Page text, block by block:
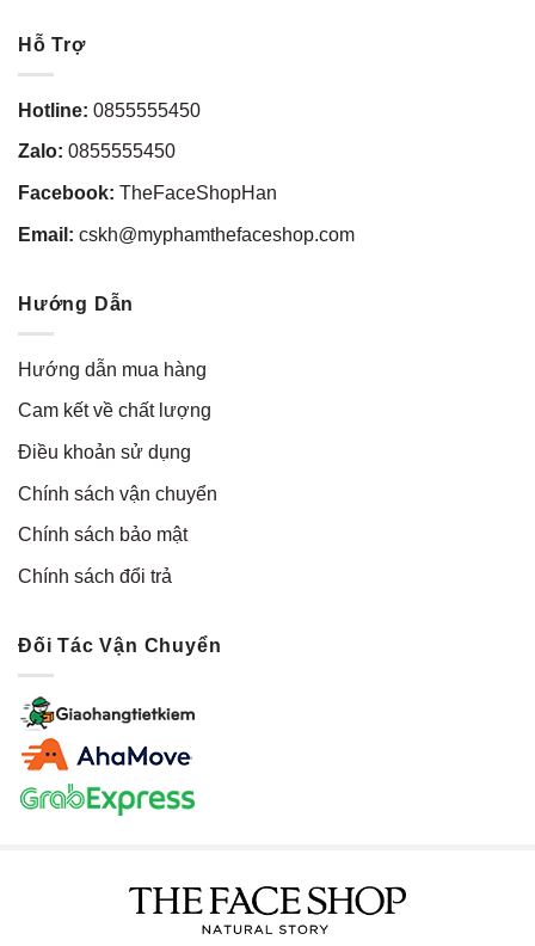
Hỗ Trợ
Hotline: 0855555450
Zalo: 0855555450
Facebook: TheFaceShopHan
Email: cskh@myphamthefaceshop.com
Hướng Dẫn
Hướng dẫn mua hàng
Cam kết về chất lượng
Điều khoản sử dụng
Chính sách vận chuyển
Chính sách bảo mật
Chính sách đổi trả
Đối Tác Vận Chuyển